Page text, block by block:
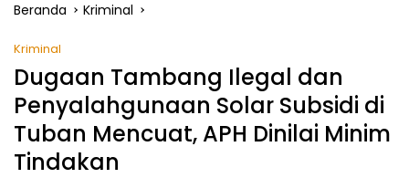
Beranda Kriminal
Kriminal
Dugaan Tambang Ilegal dan
Penyalahgunaan Solar Subsidi di
Tuban Mencuat, APH Dinilai Minim
Tindakan